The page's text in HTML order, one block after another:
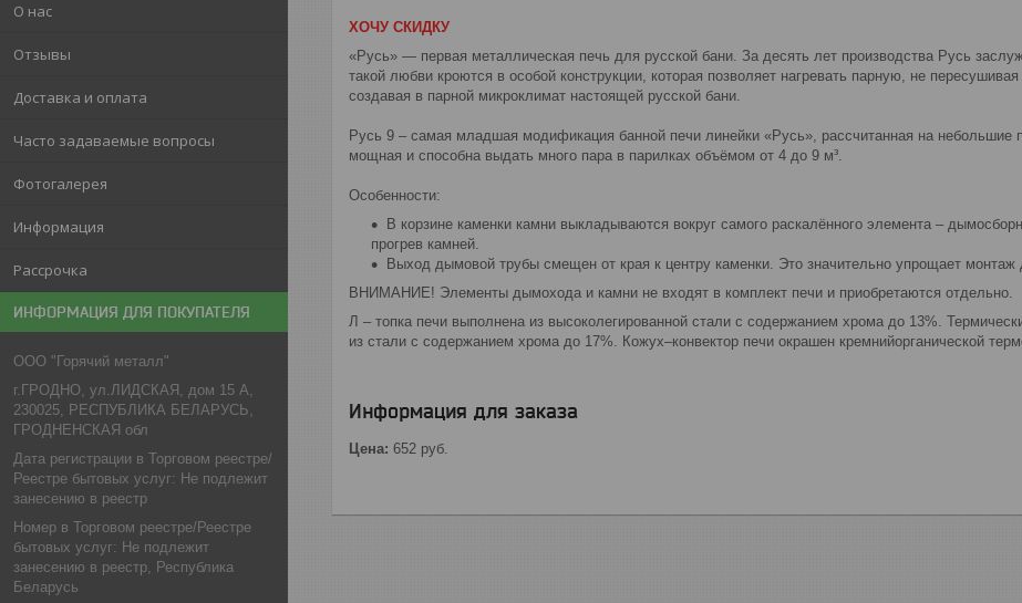
О нас
Отзывы
Доставка и оплата
Часто задаваемые вопросы
Фотогалерея
Информация
Рассрочка
ИНФОРМАЦИЯ ДЛЯ ПОКУПАТЕЛЯ
ООО "Горячий металл"
г.ГРОДНО, ул.ЛИДСКАЯ, дом 15 А,
230025, РЕСПУБЛИКА БЕЛАРУСЬ,
ГРОДНЕНСКАЯ обл
Дата регистрации в Торговом реестре/
Реестре бытовых услуг: Не подлежит
занесению в реестр
Номер в Торговом реестре/Реестре
бытовых услуг: Не подлежит
занесению в реестр, Республика
Беларусь
ХОЧУ СКИДКУ
«Русь» — первая металлическая печь для русской бани. За десять лет производства Русь
такой любви кроются в особой конструкции, которая позволяет нагревать парную, не
создавая в парной микроклимат настоящей русской бани.
Русь 9 – самая младшая модификация банной печи линейки «Русь», рассчитанная на небольшие
мощная и способна выдать много пара в парилках объёмом от 4 до 9 м³.
Особенности:
В корзине каменки камни выкладываются вокруг самого раскалённого элемента –
прогрев камней.
Выход дымовой трубы смещен от края к центру каменки. Это значительно упрощает монтаж
ВНИМАНИЕ! Элементы дымохода и камни не входят в комплект печи и приобретаются отдельно.
Л – топка печи выполнена из высоколегированной стали с содержанием хрома до 13%.
из стали с содержанием хрома до 17%. Кожух–конвектор печи окрашен кремнийорганической
Информация для заказа
Цена: 652 руб.